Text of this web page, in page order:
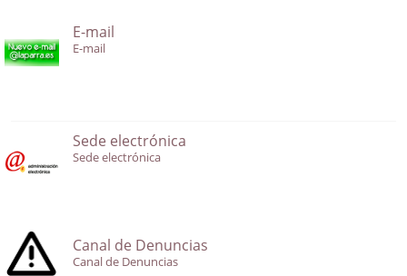
E-mail
E-mail
Sede electrónica
Sede electrónica
Canal de Denuncias
Canal de Denuncias